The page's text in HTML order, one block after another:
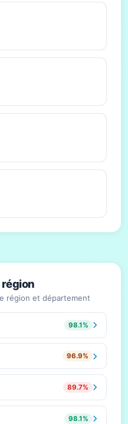
région et département
98.1%
96.9%
89.7%
98.1%